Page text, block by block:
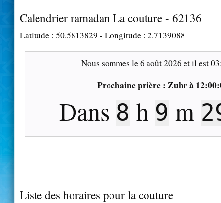
Calendrier ramadan La couture - 62136
Latitude : 50.5813829 - Longitude : 2.7139088
Nous sommes le6 août 2026 et il est
Prochaine prière : Zuhrà
Dans 8 h 9 m
Liste des horaires pour la couture